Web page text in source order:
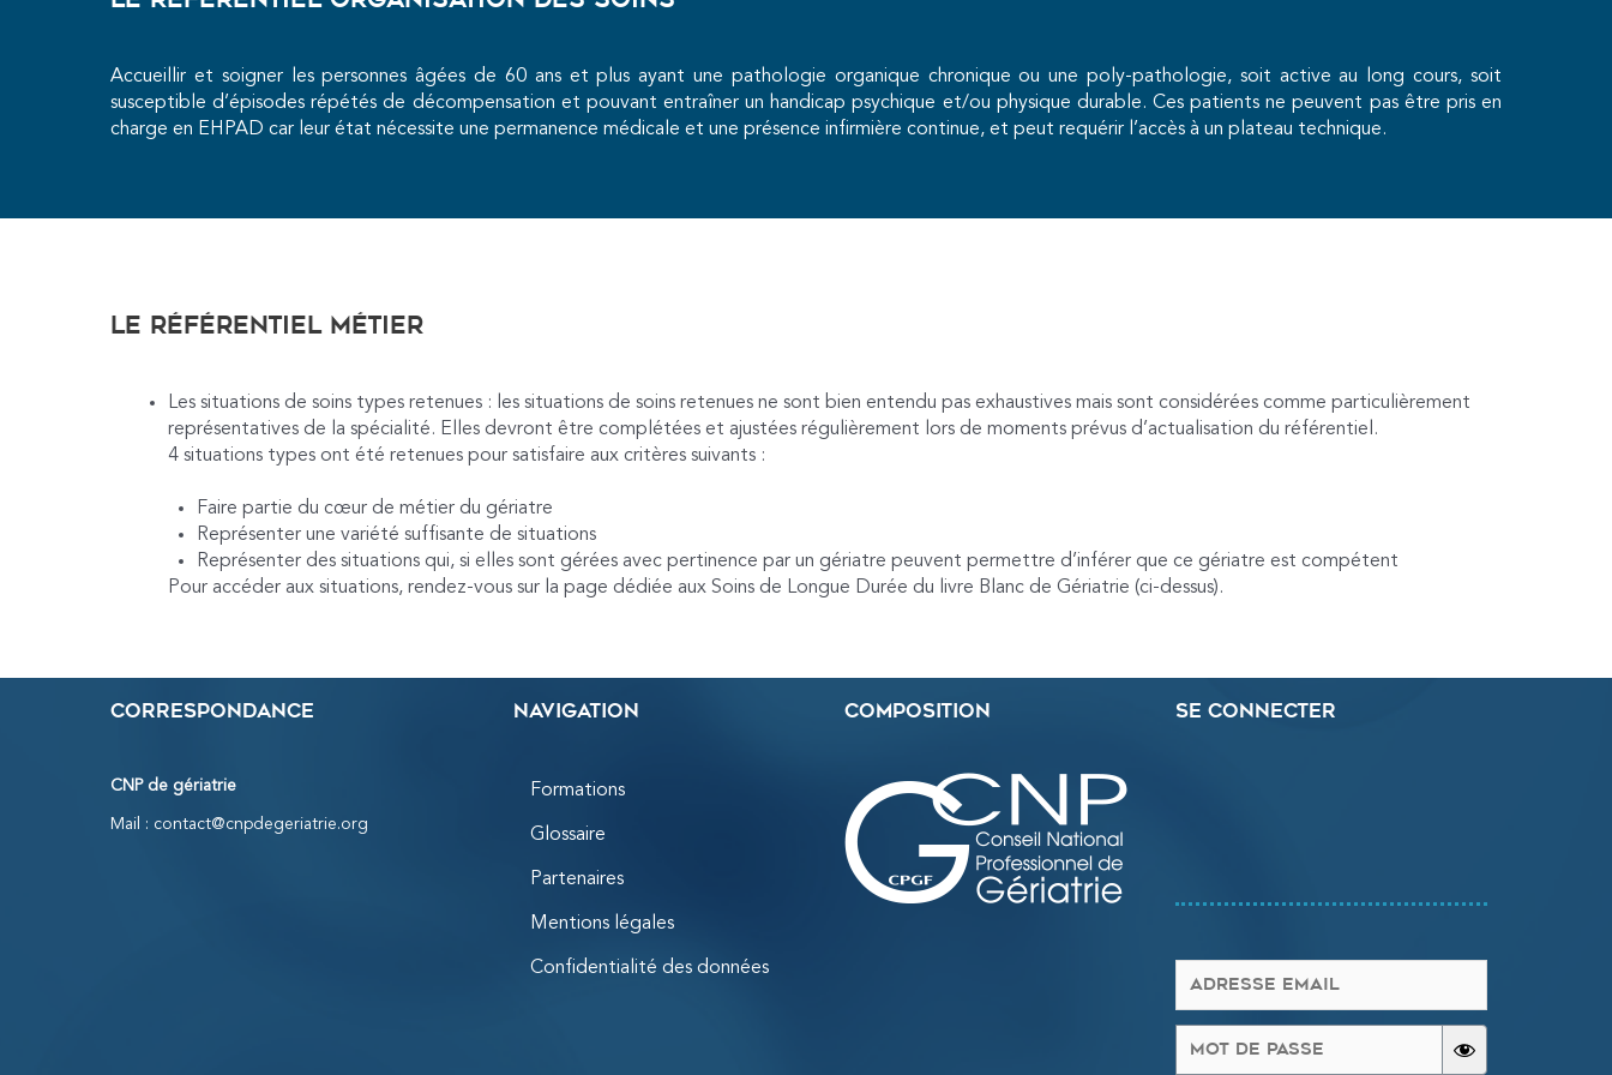
Accueillir et soigner les personnes âgées de 60 ans et plus ayant une pathologie organique chronique ou une poly-pathologie, soit active au long cours, soit
susceptible d’épisodes répétés de décompensation et pouvant entraîner un handicap psychique et/ou physique durable. Ces patients ne peuvent pas être pris en
charge en EHPAD car leur état nécessite une permanence médicale et une présence infirmière continue, et peut requérir l’accès à un plateau technique.
Le référentiel métier
Les situations de soins types retenues : les situations de soins retenues ne sont bien entendu pas exhaustives mais sont considérées comme particulièrement
représentatives de la spécialité. Elles devront être complétées et ajustées régulièrement lors de moments prévus d’actualisation du référentiel.
4 situations types ont été retenues pour satisfaire aux critères suivants :
Faire partie du cœur de métier du gériatre
Représenter une variété suffisante de situations
Représenter des situations qui, si elles sont gérées avec pertinence par un gériatre peuvent permettre d’inférer que ce gériatre est compétent
Pour accéder aux situations, rendez-vous sur la page dédiée aux Soins de Longue Durée du livre Blanc de Gériatrie (ci-dessus).
Correspondance
CNP de gériatrie
Mail : contact@cnpdegeriatrie.org
Navigation
Formations
Glossaire
Partenaires
Mentions légales
Confidentialité des données
Composition Se connecter